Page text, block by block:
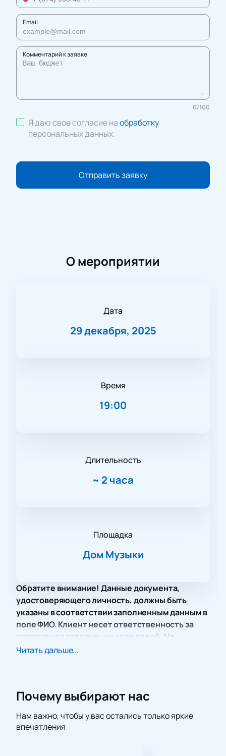
Email
Комментарий к заявке
0/100
Я даю свое согласие наобработку
персональных данных.
Отправить заявку
О мероприятии
Дата
29 декабря, 2025
Время
19:00
Длительность
~ 2 часа
Площадка
Дом Музыки
Обратите внимание! Данные документа,
удостоверяющего личность, должны быть
указаны в соответствии заполненным данным в
поле ФИО. Клиент несет ответственность за
корректное заполнение всех полей. Не
забудьте взять документ с собой!
На сцене выступит уникальный ансамбль, в
Владимир Миллер, Михаил Круглов и Павел
Андреев. Они исполнят композиции из известных и
Читать дальше...
Почему выбирают нас
Нам важно, чтобы у вас остались только яркие
впечатления